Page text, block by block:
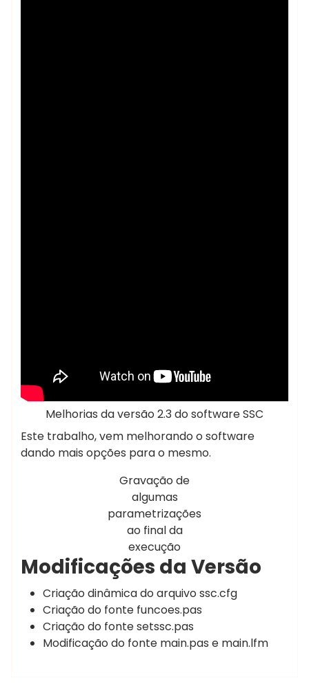
Melhorias da versão 2.3 do software SSC
Este trabalho, vem melhorando o software
dando mais opções para o mesmo.
Gravação de
algumas
parametrizações
ao final da
execução
Modificações da Versão
Criação dinâmica do arquivo ssc.cfg
Criação do fonte funcoes.pas
Criação do fonte setssc.pas
Modificação do fonte main.pas e main.lfm